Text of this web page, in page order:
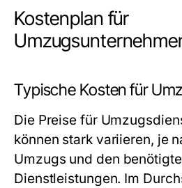
Kostenplan für
Typische Kosten für
Die Preise für
können stark variieren, je
Umzugs und den
Dienstleistungen. Im